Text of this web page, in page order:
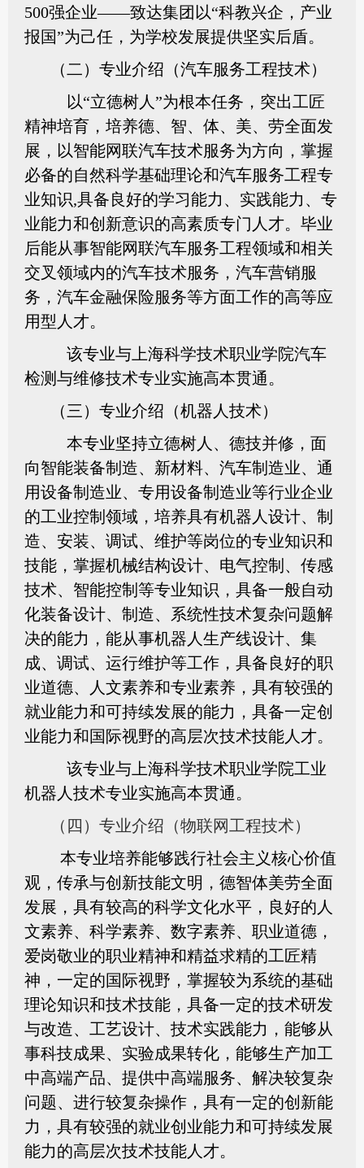
500强企业——致达集团以“科教兴企，产业
报国”为己任，为学校发展提供坚实后盾。
（二）专业介绍（汽车服务工程技术）
以“立德树人”为根本任务，突出工匠
精神培育，培养德、智、体、美、劳全面发
展，以智能网联汽车技术服务为方向，掌握
必备的自然科学基础理论和汽车服务工程专
业知识,具备良好的学习能力、实践能力、专
业能力和创新意识的高素质专门人才。毕业
后能从事智能网联汽车服务工程领域和相关
交叉领域内的汽车技术服务，汽车营销服
务，汽车金融保险服务等方面工作的高等应
用型人才。
该专业与上海科学技术职业学院汽车
检测与维修技术专业实施高本贯通。
（三）专业介绍（机器人技术）
本专业坚持立德树人、德技并修，面
向智能装备制造、新材料、汽车制造业、通
用设备制造业、专用设备制造业等行业企业
的工业控制领域，培养具有机器人设计、制
造、安装、调试、维护等岗位的专业知识和
技能，掌握机械结构设计、电气控制、传感
技术、智能控制等专业知识，具备一般自动
化装备设计、制造、系统性技术复杂问题解
决的能力，能从事机器人生产线设计、集
成、调试、运行维护等工作，具备良好的职
业道德、人文素养和专业素养，具有较强的
就业能力和可持续发展的能力，具备一定创
业能力和国际视野的高层次技术技能人才。
该专业与上海科学技术职业学院工业
机器人技术专业实施高本贯通。
（四） 专业介绍（物联网工程技术）
本专业培养能够践行社会主义核心价值
观，传承与创新技能文明，德智体美劳全面
发展，具有较高的科学文化水平，良好的人
文素养、科学素养、数字素养、职业道德，
爱岗敬业的职业精神和精益求精的工匠精
神，一定的国际视野，掌握较为系统的基础
理论知识和技术技能，具备一定的技术研发
与改造、工艺设计、技术实践能力，能够从
事科技成果、实验成果转化，能够生产加工
中高端产品、提供中高端服务、解决较复杂
问题、进行较复杂操作，具有一定的创新能
力，具有较强的就业创业能力和可持续发展
能力的高层次技术技能人才。